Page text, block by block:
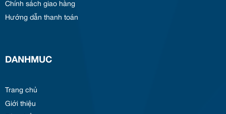
Chính sách giao hàng
Hướng dẫn thanh toán
DANHMUC
Trang chủ
Giới thiệu